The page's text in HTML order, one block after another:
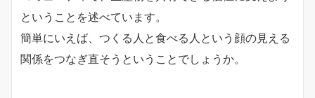
ということを述べています。
簡単にいえば、つくる人と食べる人という顔の見える
関係をつなぎ直そうということでしょうか。